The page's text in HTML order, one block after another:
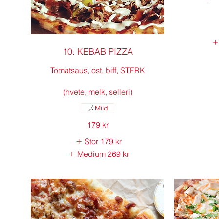
10. KEBAB PIZZA
Tomatsaus, ost, biff, STERK
(hvete, melk, selleri)
179 kr
Mild
Stor 179 kr
Medium 269 kr